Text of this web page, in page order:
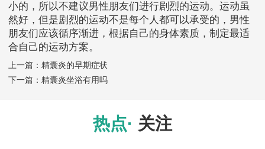
小的，所以不建议男性朋友们进行剧烈的运动。运动虽
然好，但是剧烈的运动不是每个人都可以承受的，男性
朋友们应该循序渐进，根据自己的身体素质，制定最适
合自己的运动方案。
上一篇： 精囊炎的早期症状
下一篇： 精囊炎坐浴有用吗
热点· 关注